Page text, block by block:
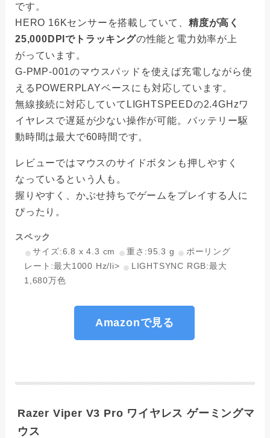
です。
HERO 16Kセンサーを搭載していて、 精度が高く
25,000DPIでトラッキングの性能と電力効率が上
がっています。
G-PMP-001のマウスパッドを使えば充電しながら使
えるPOWERPLAYベースにも対応しています。
無線接続に対応していてLIGHTSPEEDの2.4GHzワ
イヤレスで遅延が少ない操作が可能。バッテリー駆
動時間は最大で60時間です。
レビューではマウスのサイドボタンも押しやすく
なっているという人も。
握りやすく、かぶせ持ちでゲームをプレイする人に
ぴったり。
スペック
サイズ:6.8 x 4.3 cm
重さ:95.3 g
ポーリング
レート:最大1000 Hz/li>
LIGHTSYNC RGB:最大
1,680万色
Amazonで見る
Razer Viper V3 Pro ワイヤレス ゲーミングマ
ウス